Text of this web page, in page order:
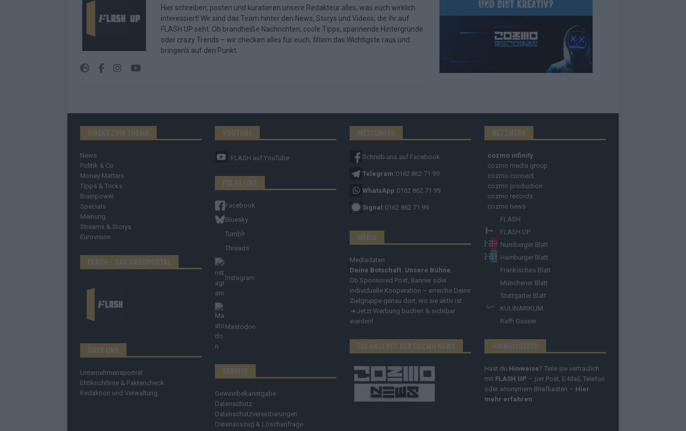
Hier schreiben, posten und kuratieren unsere Redakteur alles, was euch wirklich
interessiert! Wir sind das Team hinter den News, Storys und Videos, die ihr auf
FLASH UP seht. Ob brandheiße Nachrichten, coole Tipps, spannende Hintergründe
oder crazy Trends – wir checken alles für euch, filtern das Wichtigste raus und
bringen’s auf den Punkt.
DIREKT ZUM THEMA
News
Politik & Co
Money Matters
Tipps & Tricks
Brainpower
Specials
Meinung
Streams & Storys
Eurovision
FLASH – DAS VIDEOPORTAL
ÜBER UNS
Unternehmensporträt
Ehtikrichtlinie & Faktencheck
Redaktion und Verwaltung
YOUTUBE
FLASH auf YouTube
FOLGE UNS
Facebook
Bluesky
Tumblr
Threads
Instagram
Mastodon
SERVICE
Gewinnbekanntgabe
Datenschutz
Datenschutzvereinbarungen
Datenauszug & Löschanfrage
MESSENGER
Schreib uns auf Facebook
Telegram:0162 862 71 99
WhatsApp:0162 862 71 99
Signal:0162 862 71 99
MEDIA
Mediadaten
Deine Botschaft. Unsere Bühne.
Ob Sponsored Post, Banner oder
individuelle Kooperation – erreiche Deine
Zielgruppe genau dort, wo sie aktiv ist.
➔ Jetzt Werbung buchen & sichtbar
werden!
EIN ANGEBOT DER COZMO NEWS
NETZWERK
cozmo infinity
cozmo media group
cozmo connect
cozmo production
cozmo records
cozmo news
FLASH
FLASH UP
Nürnberger Blatt
Hamburger Blatt
Fränkisches Blatt
Münchener Blatt
Stuttgarter Blatt
KULINARIKUM.
Raffi Gasser
HINWEISGEBER
Hast du Hinweise? Teile sie vertraulich
mit FLASH UP – per Post, E-Mail, Telefon
oder anonymem Briefkasten – Hier
mehr erfahren.